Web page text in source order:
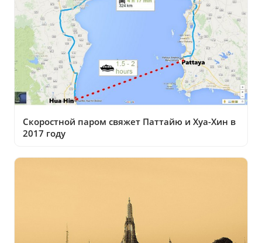
Скоростной паром свяжет Паттайю и Хуа-Хин в
2017 году